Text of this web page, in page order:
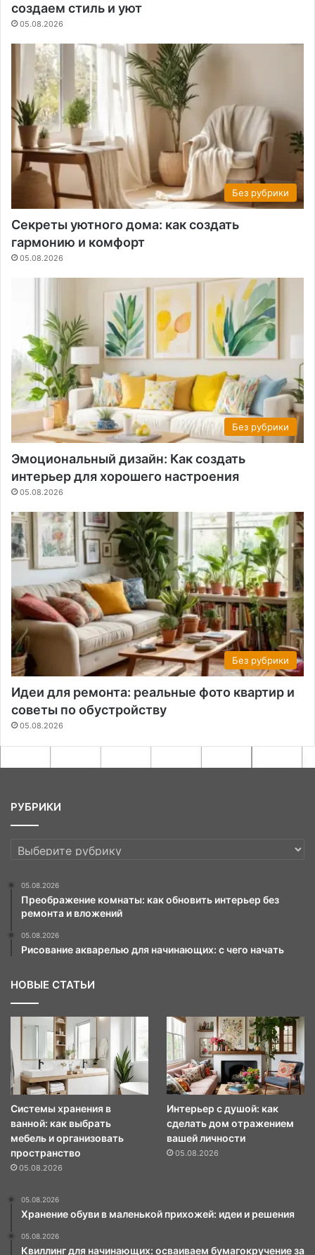
создаем стиль и уют
05.08.2026
Без рубрики
Секреты уютного дома: как создать
гармонию и комфорт
05.08.2026
Без рубрики
Эмоциональный дизайн: Как создать
интерьер для хорошего настроения
05.08.2026
Без рубрики
Идеи для ремонта: реальные фото квартир и
советы по обустройству
05.08.2026
РУБРИКИ
РУБРИКИ
05.08.2026
Преображение комнаты: как обновить интерьер без
ремонта и вложений
05.08.2026
Рисование акварелью для начинающих: с чего начать
НОВЫЕ СТАТЬИ
Системы хранения в
ванной: как выбрать
мебель и организовать
пространство
05.08.2026
Интерьер с душой: как
сделать дом отражением
вашей личности
05.08.2026
05.08.2026
Хранение обуви в маленькой прихожей: идеи и решения
05.08.2026
Квиллинг для начинающих: осваиваем бумагокручение за